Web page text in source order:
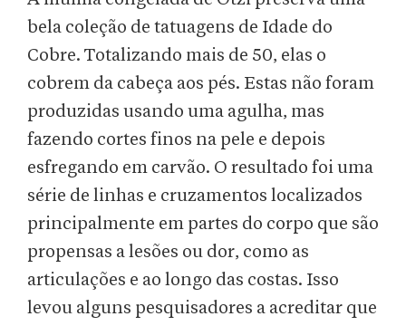
bela coleção de tatuagens de Idade do
Cobre. Totalizando mais de 50, elas o
cobrem da cabeça aos pés. Estas não foram
produzidas usando uma agulha, mas
fazendo cortes finos na pele e depois
esfregando em carvão. O resultado foi uma
série de linhas e cruzamentos localizados
principalmente em partes do corpo que são
propensas a lesões ou dor, como as
articulações e ao longo das costas. Isso
levou alguns pesquisadores a acreditar que